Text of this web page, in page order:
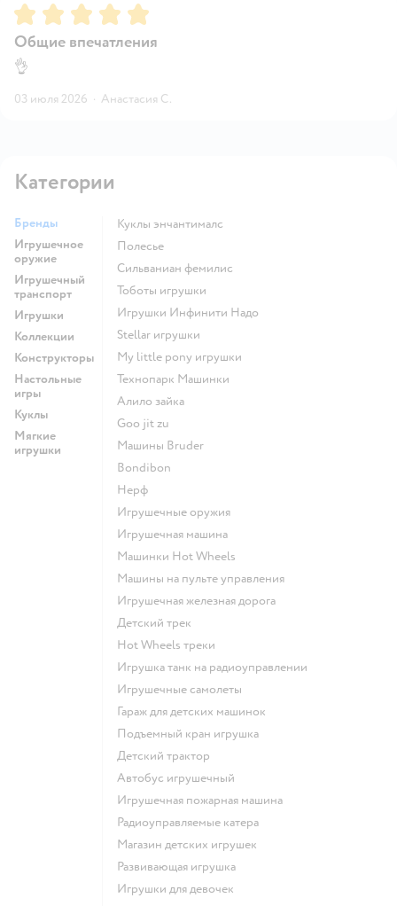
Рейтинг:5
Общие впечатления
👌
03 июля 2026 · Анастасия С.
Категории
Бренды
Игрушечное
оружие
Игрушечный
транспорт
Игрушки
Коллекции
Конструкторы
Настольные
игры
Куклы
Мягкие
игрушки
Куклы энчантималс
Полесье
Сильваниан фемилис
Тоботы игрушки
Игрушки Инфинити Надо
Stellar игрушки
my little pony игрушки
Технопарк Машинки
Алило зайка
Goo jit zu
Машины Bruder
Bondibon
Нерф
Игрушечные оружия
Игрушечная машина
Машинки Hot Wheels
Машины на пульте управления
Игрушечная железная дорога
Детский трек
Hot Wheels треки
Игрушка танк на радиоуправлении
Игрушечные самолеты
Гараж для детских машинок
Подъемный кран игрушка
Детский трактор
Автобус игрушечный
Игрушечная пожарная машина
Радиоуправляемые катера
Магазин детских игрушек
Развивающая игрушка
Игрушки для девочек